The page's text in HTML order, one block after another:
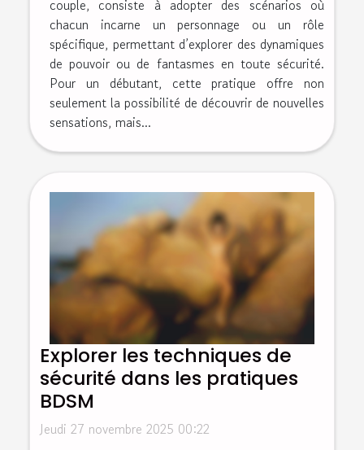
couple, consiste à adopter des scénarios où
chacun incarne un personnage ou un rôle
spécifique, permettant d’explorer des dynamiques
de pouvoir ou de fantasmes en toute sécurité.
Pour un débutant, cette pratique offre non
seulement la possibilité de découvrir de nouvelles
sensations, mais...
Explorer les techniques de
sécurité dans les pratiques
BDSM
Jeudi 27 novembre 2025 00:22